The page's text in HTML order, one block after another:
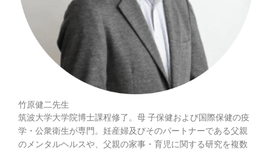
竹原健二先生
筑波大学大学院博士課程修了。母 子保健および国際保健の疫
学・公衆衛生が専門。妊産婦及びそのパートナーである父親
のメンタルヘルスや、父親の家事・育児に関する研究を複数